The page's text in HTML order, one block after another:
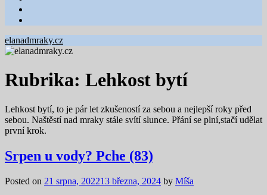
elanadmraky.cz
Rubrika: Lehkost bytí
Lehkost bytí, to je pár let zkušeností za sebou a nejlepší roky před
sebou. Naštěstí nad mraky stále svítí slunce. Přání se plní,stačí udělat
první krok.
Srpen u vody? Pche (83)
Posted on 21 srpna, 202213 března, 2024 by Míša